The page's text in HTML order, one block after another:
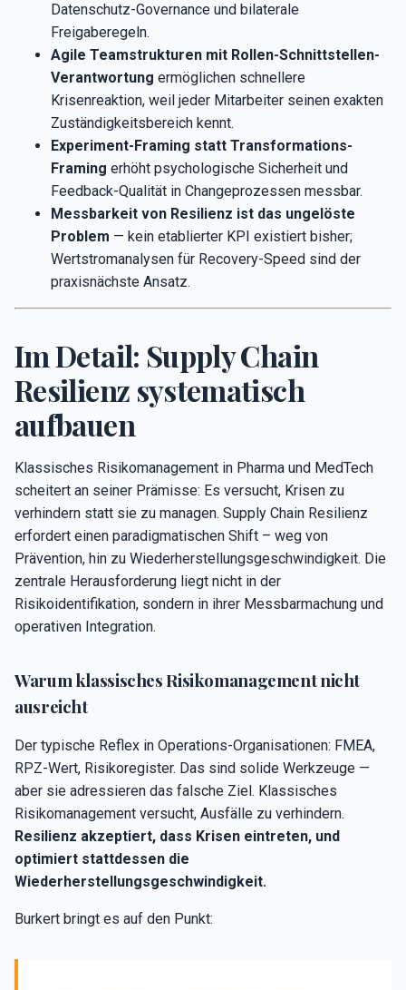
Datenschutz-Governance und bilaterale
Freigaberegeln.
Agile Teamstrukturen mit Rollen-Schnittstellen-
Verantwortung ermöglichen schnellere
Krisenreaktion, weil jeder Mitarbeiter seinen exakten
Zuständigkeitsbereich kennt.
Experiment-Framing statt Transformations-
Framing erhöht psychologische Sicherheit und
Feedback-Qualität in Changeprozessen messbar.
Messbarkeit von Resilienz ist das ungelöste
Problem — kein etablierter KPI existiert bisher;
Wertstromanalysen für Recovery-Speed sind der
praxisnächste Ansatz.
Im Detail: Supply Chain
Resilienz systematisch
aufbauen
Klassisches Risikomanagement in Pharma und MedTech
scheitert an seiner Prämisse: Es versucht, Krisen zu
verhindern statt sie zu managen. Supply Chain Resilienz
erfordert einen paradigmatischen Shift – weg von
Prävention, hin zu Wiederherstellungsgeschwindigkeit. Die
zentrale Herausforderung liegt nicht in der
Risikoidentifikation, sondern in ihrer Messbarmachung und
operativen Integration.
Warum klassisches Risikomanagement nicht
ausreicht
Der typische Reflex in Operations-Organisationen: FMEA,
RPZ-Wert, Risikoregister. Das sind solide Werkzeuge —
aber sie adressieren das falsche Ziel. Klassisches
Risikomanagement versucht, Ausfälle zu verhindern.
Resilienz akzeptiert, dass Krisen eintreten, und
optimiert stattdessen die
Wiederherstellungsgeschwindigkeit.
Burkert bringt es auf den Punkt: